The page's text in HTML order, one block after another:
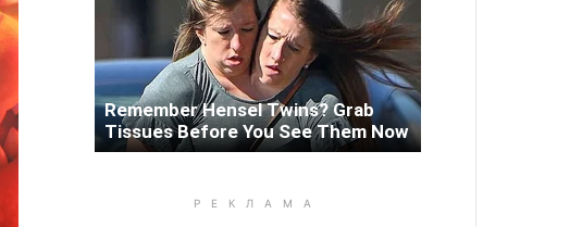
Remember Hensel Twins? Grab
Tissues Before You See Them Now